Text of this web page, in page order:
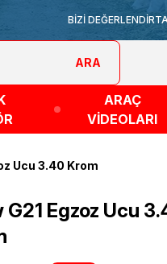
BİZİ DEĞERLENDİR
ARA
ARAÇ
VİDEOLARI
Ucu 3.40 Krom
G21 Egzoz Ucu